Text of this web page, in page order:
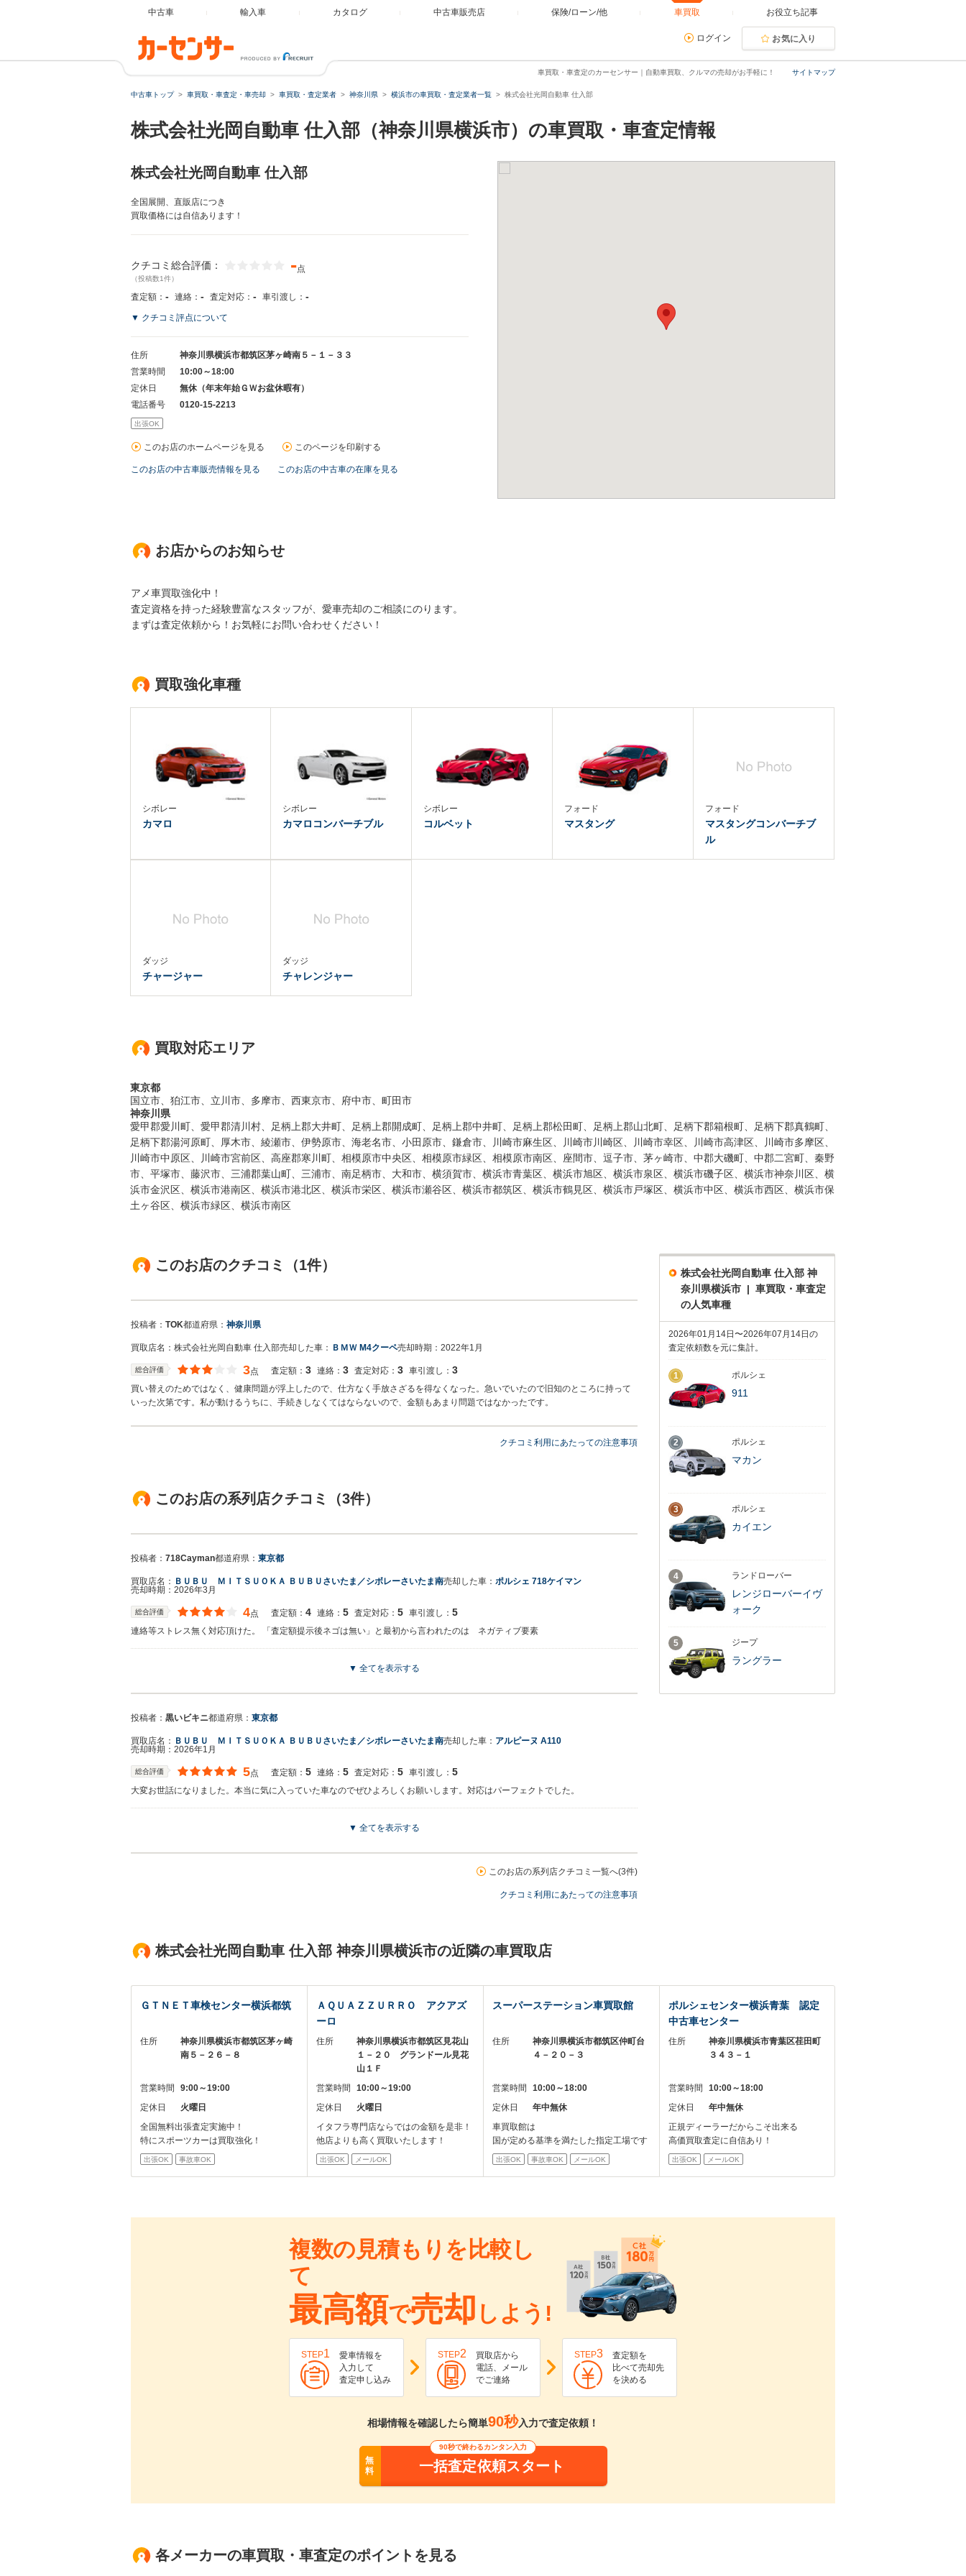
中古車 輸入車 カタログ 中古車販売店 保険/ローン/他 車買取 お役立ち記事
ログイン お気に入り
サイトマップ
車買取・車査定のカーセンサー｜自動車買取、クルマの売却がお手軽に！
中古車トップ 車買取・車査定・車売却 車買取・査定業者 神奈川県 横浜市の車買取・査定業者一覧 株式会社光岡自動車 仕入部
株式会社光岡自動車 仕入部（神奈川県横浜市）の車買取・車査定情報
株式会社光岡自動車 仕入部
全国展開、直販店につき
買取価格には自信あります！
クチコミ総合評価： -点
（投稿数1件）
査定額： - 連絡： - 査定対応： - 車引渡し： -
▼ クチコミ評点について
住所
神奈川県横浜市都筑区茅ヶ崎南５－１－３３
営業時間
10:00～18:00
定休日
無休（年末年始ＧＷお盆休暇有）
電話番号
0120-15-2213
出張OK
このお店のホームページを見る このページを印刷する
このお店の中古車販売情報を見る このお店の中古車の在庫を見る
お店からのお知らせ
アメ車買取強化中！
査定資格を持った経験豊富なスタッフが、愛車売却のご相談にのります。
まずは査定依頼から！お気軽にお問い合わせください！
買取強化車種
シボレー
カマロ
シボレー
カマロコンバーチブル
シボレー
コルベット
フォード
マスタング
フォード
マスタングコンバーチブ
ル
ダッジ
チャージャー
ダッジ
チャレンジャー
買取対応エリア
東京都
国立市、狛江市、立川市、多摩市、西東京市、府中市、町田市
神奈川県
愛甲郡愛川町、愛甲郡清川村、足柄上郡大井町、足柄上郡開成町、足柄上郡中井町、足柄上郡松田町、足柄上郡山北町、足柄下郡箱根町、足柄下郡真鶴町、
足柄下郡湯河原町、厚木市、綾瀬市、伊勢原市、海老名市、小田原市、鎌倉市、川崎市麻生区、川崎市川崎区、川崎市幸区、川崎市高津区、川崎市多摩区、
川崎市中原区、川崎市宮前区、高座郡寒川町、相模原市中央区、相模原市緑区、相模原市南区、座間市、逗子市、茅ヶ崎市、中郡大磯町、中郡二宮町、秦野
市、平塚市、藤沢市、三浦郡葉山町、三浦市、南足柄市、大和市、横須賀市、横浜市青葉区、横浜市旭区、横浜市泉区、横浜市磯子区、横浜市神奈川区、横
浜市金沢区、横浜市港南区、横浜市港北区、横浜市栄区、横浜市瀬谷区、横浜市都筑区、横浜市鶴見区、横浜市戸塚区、横浜市中区、横浜市西区、横浜市保
土ヶ谷区、横浜市緑区、横浜市南区
このお店のクチコミ（1件）
投稿者： TOK都道府県： 神奈川県
買取店名： 株式会社光岡自動車 仕入部売却した車： ＢＭＷ M4クーペ売却時期： 2022年1月
総合評価 3点 査定額： 3 連絡： 3 査定対応： 3 車引渡し： 3
買い替えのためではなく、健康問題が浮上したので、仕方なく手放さざるを得なくなった。急いでいたので旧知のところに持って
いった次第です。私が動けるうちに、手続きしなくてはならないので、金額もあまり問題ではなかったです。
クチコミ利用にあたっての注意事項
このお店の系列店クチコミ（3件）
投稿者： 718Cayman都道府県： 東京都
買取店名： ＢＵＢＵ ＭＩＴＳＵＯＫＡ ＢＵＢＵさいたま／シボレーさいたま南売却した車： ポルシェ 718ケイマン
売却時期： 2026年3月
総合評価 4点 査定額： 4 連絡： 5 査定対応： 5 車引渡し： 5
連絡等ストレス無く対応頂けた。 「査定額提示後ネゴは無い」と最初から言われたのは ネガティブ要素
お気持ちにつながってしまったようで申し訳ございません。 当店では査定額にできる限りご納得いただけるよう、初めから適正な
うございました。 またのご利用を心よりお待ちしております。
▼ 全てを表示する
投稿者： 黒いビキニ都道府県： 東京都
買取店名： ＢＵＢＵ ＭＩＴＳＵＯＫＡ ＢＵＢＵさいたま／シボレーさいたま南売却した車： アルピーヌ A110
売却時期： 2026年1月
総合評価 5点 査定額： 5 連絡： 5 査定対応： 5 車引渡し： 5
大変お世話になりました。本当に気に入っていた車なのでぜひよろしくお願いします。対応はパーフェクトでした。
▼ 全てを表示する
このお店の系列店クチコミ一覧へ(3件)
クチコミ利用にあたっての注意事項
株式会社光岡自動車 仕入部 神
奈川県横浜市 | 車買取・車査定
の人気車種
2026年01月14日〜2026年07月14日の
査定依頼数を元に集計。
ポルシェ
911
1
ポルシェ
マカン
2
ポルシェ
カイエン
3
ランドローバー
レンジローバーイヴ
ォーク
4
ジープ
ラングラー
5
株式会社光岡自動車 仕入部 神奈川県横浜市の近隣の車買取店
ＧＴＮＥＴ車検センター横浜都筑
住所
神奈川県横浜市都筑区茅ヶ崎
南５－２６－８
営業時間
9:00～19:00
定休日
火曜日
全国無料出張査定実施中！
特にスポーツカーは買取強化！
出張OK 事故車OK
ＡＱＵＡＺＺＵＲＲＯ アクアズ
ーロ
住所
神奈川県横浜市都筑区見花山
１－２０ グランドール見花
山１Ｆ
営業時間
10:00～19:00
定休日
火曜日
イタフラ専門店ならではの金額を是非！
他店よりも高く買取いたします！
出張OK メールOK
スーパーステーション車買取館
住所
神奈川県横浜市都筑区仲町台
４－２０－３
営業時間
10:00～18:00
定休日
年中無休
車買取館は
国が定める基準を満たした指定工場です
出張OK 事故車OK メールOK
ポルシェセンター横浜青葉 認定
中古車センター
住所
神奈川県横浜市青葉区荏田町
３４３－１
営業時間
10:00～18:00
定休日
年中無休
正規ディーラーだからこそ出来る
高価買取査定に自信あり！
出張OK メールOK
複数の見積もりを比較し
て
最高額で売却 しよう!
STEP1
愛車情報を
入力して
査定申し込み
STEP2
買取店から
電話、メール
でご連絡
STEP3
査定額を
比べて売却先
を決める
相場情報を確認したら簡単90秒入力で査定依頼！
無
料
90秒で終わるカンタン入力
一括査定依頼スタート
各メーカーの車買取・車査定のポイントを見る